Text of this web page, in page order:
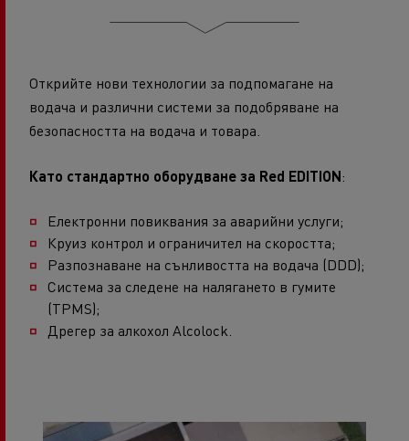
Открийте нови технологии за подпомагане на
водача и различни системи за подобряване на
безопасността на водача и товара.
Като стандартно оборудване за Red EDITION:
Електронни повиквания за аварийни услуги;
Круиз контрол и ограничител на скоростта;
Разпознаване на сънливостта на водача (DDD);
Система за следене на налягането в гумите
(TPMS);
Дрегер за алкохол Alcolock.